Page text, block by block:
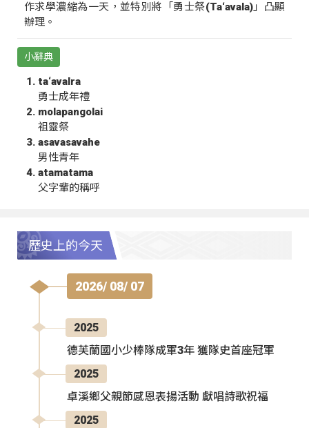
作求學濃縮為一天，並特別將「勇士祭(Ta‘avala)」凸顯
辦理。
小辭典
ta‘avalra
勇士成年禮
molapangolai
祖靈祭
asavasavahe
男性青年
atamatama
父字輩的稱呼
歷史上的今天
2026/ 08/ 07
2025
德芙蘭國小少棒隊成軍3年 獲隊史首座冠軍
2025
卓溪鄉父親節感恩表揚活動 獻唱詩歌祝福
2025